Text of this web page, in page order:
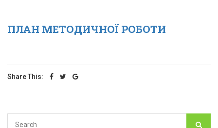
ПЛАН МЕТОДИЧНОЇ РОБОТИ
Share This: